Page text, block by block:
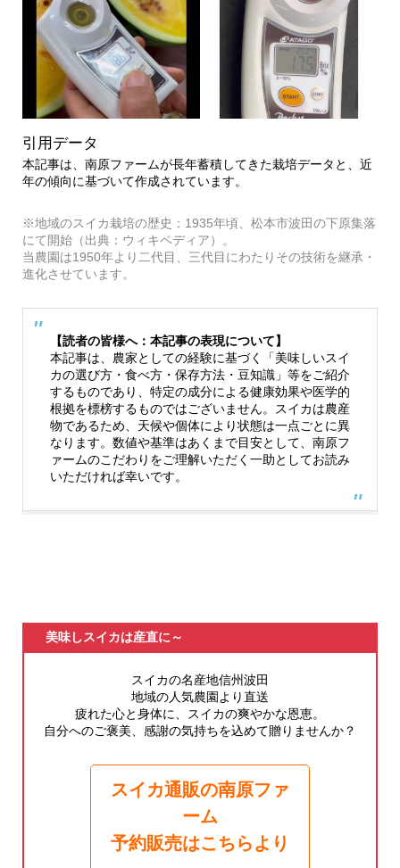
引用データ
本記事は、南原ファームが長年蓄積してきた栽培データと、近
年の傾向に基づいて作成されています。
※地域のスイカ栽培の歴史：1935年頃、松本市波田の下原集落
にて開始（出典：ウィキペディア）。
当農園は1950年より二代目、三代目にわたりその技術を継承・
進化させています。
【読者の皆様へ：本記事の表現について】
本記事は、農家としての経験に基づく「美味しいスイ
カの選び方・食べ方・保存方法・豆知識」等をご紹介
するものであり、特定の成分による健康効果や医学的
根拠を標榜するものではございません。スイカは農産
物であるため、天候や個体により状態は一点ごとに異
なります。数値や基準はあくまで目安として、南原フ
ァームのこだわりをご理解いただく一助としてお読み
いただければ幸いです。
美味しスイカは産直に～
スイカの名産地信州波田
地域の人気農園より直送
疲れた心と身体に、スイカの爽やかな恩恵。
自分へのご褒美、感謝の気持ちを込めて贈りませんか？
スイカ通販の南原ファ
ーム
予約販売はこちらより